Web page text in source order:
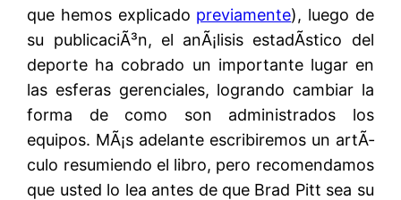
que hemos explicado previamente), luego de
su publicaciÃ³n, el anÃ¡lisis estadÃ­stico del
deporte ha cobrado un importante lugar en
las esferas gerenciales, logrando cambiar la
forma de como son administrados los
equipos. MÃ¡s adelante escribiremos un artÃ­
culo resumiendo el libro, pero recomendamos
que usted lo lea antes de que Brad Pitt sea su